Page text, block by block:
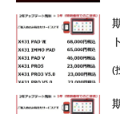
(